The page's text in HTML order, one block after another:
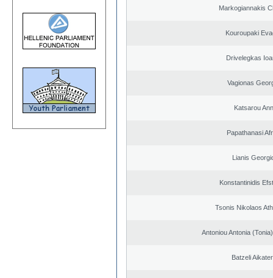
Markogiannakis
Kouroupaki
Drivelegkas
Vagionas
Katsarou
Papathanasi
Lianis
Konstantinidis
Tsonis Nikolaos
Antoniou Antonia
Batzeli